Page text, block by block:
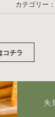
カテゴリー：
コチラ